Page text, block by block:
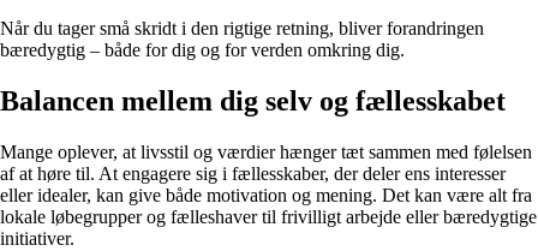
Når du tager små skridt i den rigtige retning, bliver forandringen
bæredygtig – både for dig og for verden omkring dig.
Balancen mellem dig selv og fællesskabet
Mange oplever, at livsstil og værdier hænger tæt sammen med følelsen
af at høre til. At engagere sig i fællesskaber, der deler ens interesser
eller idealer, kan give både motivation og mening. Det kan være alt fra
lokale løbegrupper og fælleshaver til frivilligt arbejde eller bæredygtige
initiativer.